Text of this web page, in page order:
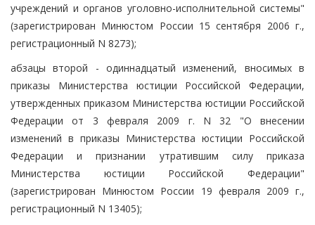
учреждений и органов уголовно-исполнительной системы"
(зарегистрирован Минюстом России 15 сентября 2006 г.,
регистрационный N 8273);
абзацы второй - одиннадцатый изменений, вносимых в
приказы Министерства юстиции Российской Федерации,
утвержденных приказом Министерства юстиции Российской
Федерации от 3 февраля 2009 г. N 32 "О внесении
изменений в приказы Министерства юстиции Российской
Федерации и признании утратившим силу приказа
Министерства юстиции Российской Федерации"
(зарегистрирован Минюстом России 19 февраля 2009 г.,
регистрационный N 13405);